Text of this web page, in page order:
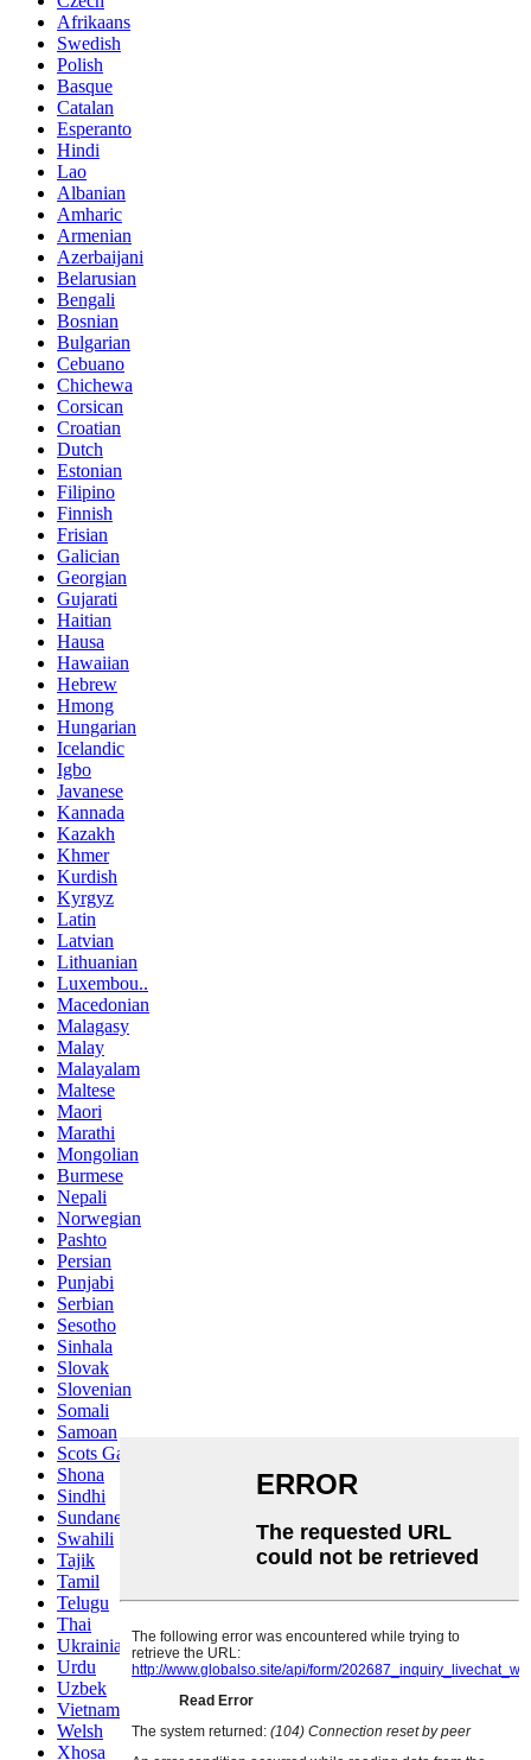
Afrikaans
Swedish
Polish
Basque
Catalan
Esperanto
Hindi
Lao
Albanian
Amharic
Armenian
Azerbaijani
Belarusian
Bengali
Bosnian
Bulgarian
Cebuano
Chichewa
Corsican
Croatian
Dutch
Estonian
Filipino
Finnish
Frisian
Galician
Georgian
Gujarati
Haitian
Hausa
Hawaiian
Hebrew
Hmong
Hungarian
Icelandic
Igbo
Javanese
Kannada
Kazakh
Khmer
Kurdish
Kyrgyz
Latin
Latvian
Lithuanian
Luxembou..
Macedonian
Malagasy
Malay
Malayalam
Maltese
Maori
Marathi
Mongolian
Burmese
Nepali
Norwegian
Pashto
Persian
Punjabi
Serbian
Sesotho
Sinhala
Slovak
Slovenian
Somali
Samoan
Scots Gaelic
Shona
Sindhi
Sundanese
Swahili
Tajik
Tamil
Telugu
Thai
Ukrainian
Urdu
Uzbek
Vietnamese
Welsh
Xhosa